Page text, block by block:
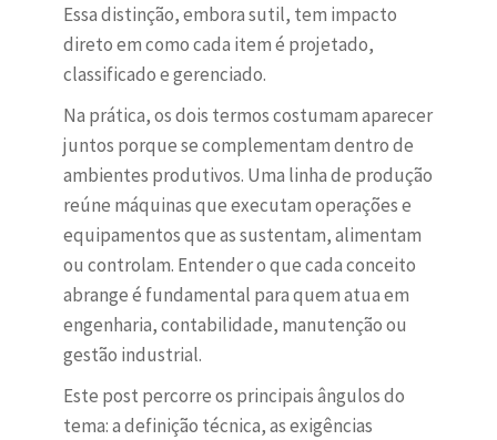
Essa distinção, embora sutil, tem impacto
direto em como cada item é projetado,
classificado e gerenciado.
Na prática, os dois termos costumam aparecer
juntos porque se complementam dentro de
ambientes produtivos. Uma linha de produção
reúne máquinas que executam operações e
equipamentos que as sustentam, alimentam
ou controlam. Entender o que cada conceito
abrange é fundamental para quem atua em
engenharia, contabilidade, manutenção ou
gestão industrial.
Este post percorre os principais ângulos do
tema: a definição técnica, as exigências